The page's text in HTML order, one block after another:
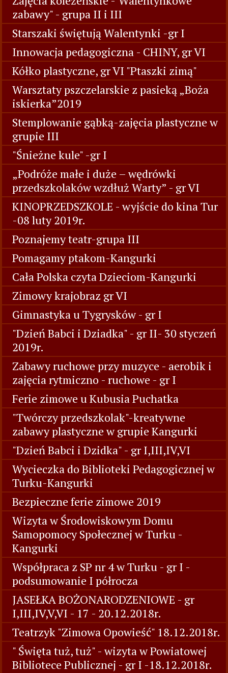
zabawy" - grupa II i III
Starszaki świętują Walentynki -gr I
Innowacja pedagogiczna - CHINY, gr VI
Kółko plastyczne, gr VI "Ptaszki zimą"
Warsztaty pszczelarskie z pasieką „Boża
iskierka”2019
Stemplowanie gąbką-zajęcia plastyczne w
grupie III
"Śnieżne kule" -gr I
„Podróże małe i duże – wędrówki
przedszkolaków wzdłuż Warty” - gr VI
KINOPRZEDSZKOLE - wyjście do kina Tur
-08 luty 2019r.
Poznajemy teatr-grupa III
Pomagamy ptakom-Kangurki
Cała Polska czyta Dzieciom-Kangurki
Zimowy krajobraz gr VI
Gimnastyka u Tygrysków - gr I
"Dzień Babci i Dziadka" - gr II- 30 styczeń
2019r.
Zabawy ruchowe przy muzyce - aerobik i
zajęcia rytmiczno - ruchowe - gr I
Ferie zimowe u Kubusia Puchatka
"Twórczy przedszkolak"-kreatywne
zabawy plastyczne w grupie Kangurki
"Dzień Babci i Dzidka" - gr I,III,IV,VI
Wycieczka do Biblioteki Pedagogicznej w
Turku-Kangurki
Bezpieczne ferie zimowe 2019
Wizyta w Środowiskowym Domu
Samopomocy Społecznej w Turku -
Kangurki
Współpraca z SP nr 4 w Turku - gr I -
podsumowanie I półrocza
JASEŁKA BOŻONARODZENIOWE - gr
I,III,IV,V,VI - 17 - 20.12.2018r.
Teatrzyk "Zimowa Opowieść" 18.12.2018r.
" Święta tuż, tuż" - wizyta w Powiatowej
Bibliotece Publicznej - gr I -18.12.2018r.